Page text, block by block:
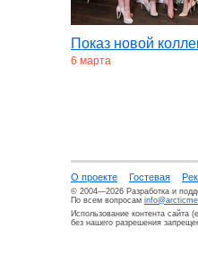
Показ новой
6 марта
О проекте Гостевая
© 2004—2026 Разработка и
По всем вопросам
Использование контента сайта
без нашего разрешения